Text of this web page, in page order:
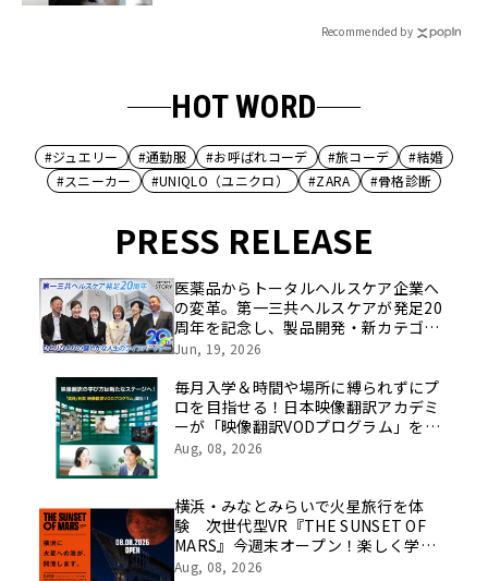
Recommended by
HOT WORD
#ジュエリー #通勤服 #お呼ばれコーデ #旅コーデ
#結婚
#スニーカー
#UNIQLO（ユニクロ） #ZARA #骨格診断
PRESS RELEASE
医薬品からトータルヘルスケア企業へ
の変革。第一三共ヘルスケアが発足20
周年を記念し、製品開発・新カテゴリ
挑戦の舞台や旧社統合時のエピソード
像を公開！
Jun, 19, 2026
毎月入学＆時間や場所に縛られずにプ
ロを目指せる！日本映像翻訳アカデミ
ーが「映像翻訳VODプログラム」を
2026年10月より開講！
Aug, 08, 2026
横浜・みなとみらいで火星旅行を体
験 次世代型VR『THE SUNSET OF
MARS』今週末オープン！楽しく学べ
るパネル展やワークショップなど関連
Aug, 08, 2026